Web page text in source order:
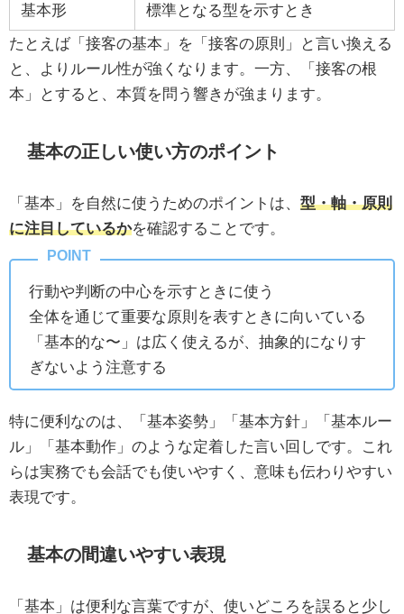
基本形 標準となる型を示すとき
たとえば「接客の基本」を「接客の原則」と言い換える
と、よりルール性が強くなります。一方、「接客の根
本」とすると、本質を問う響きが強まります。
基本の正しい使い方のポイント
「基本」を自然に使うためのポイントは、 型・軸・原則
に注目しているかを確認することです。
行動や判断の中心を示すときに使う
全体を通じて重要な原則を表すときに向いている
「基本的な〜」は広く使えるが、抽象的になりす
ぎないよう注意する
特に便利なのは、「基本姿勢」「基本方針」「基本ルー
ル」「基本動作」のような定着した言い回しです。これ
らは実務でも会話でも使いやすく、意味も伝わりやすい
表現です。
基本の間違いやすい表現
「基本」は便利な言葉ですが、使いどころを誤ると少し